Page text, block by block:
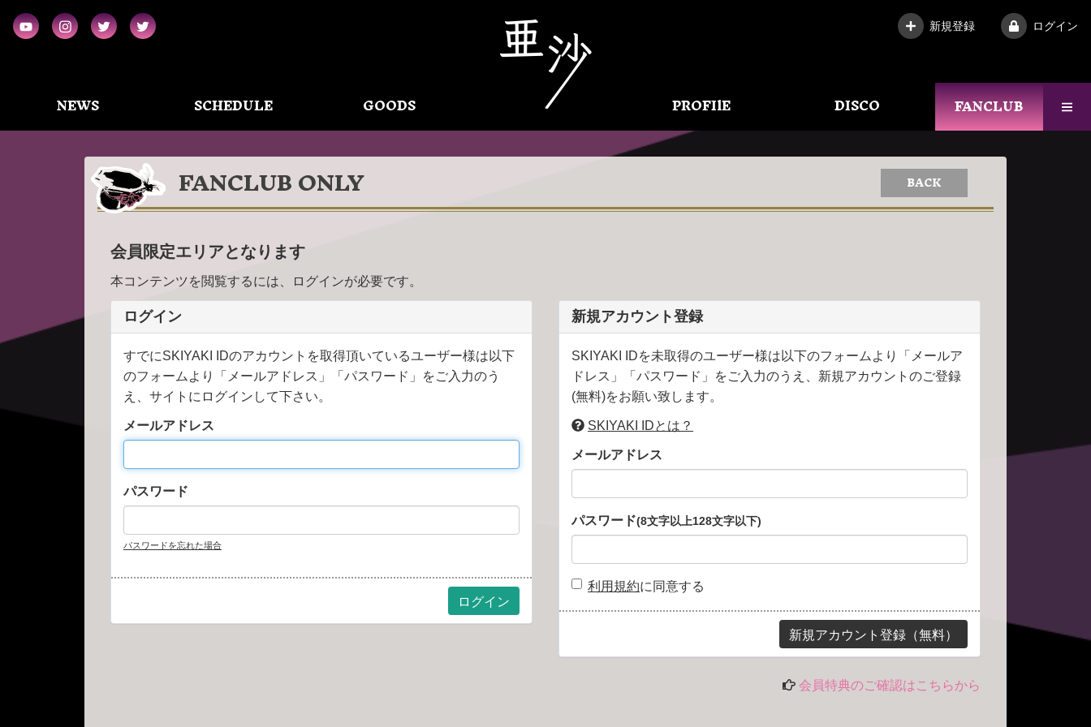
新規登録 ログイン
NEWS SCHEDULE GOODS PROFIlE DISCO FANCLUB
FANCLUB ONLY BACK
会員限定エリアとなります
本コンテンツを閲覧するには、ログインが必要です。
ログイン
すでにSKIYAKI IDのアカウントを取得頂いているユーザー様は以下
のフォームより「メールアドレス」「パスワード」をご入力のう
え、サイトにログインして下さい。
メールアドレス
パスワード
パスワードを忘れた場合
新規アカウント登録
SKIYAKI IDを未取得のユーザー様は以下のフォームより「メールア
ドレス」「パスワード」をご入力のうえ、新規アカウントのご登録
(無料)をお願い致します。
SKIYAKI IDとは？
メールアドレス
パスワード(8文字以上128文字以下)
利用規約に同意する
会員特典のご確認はこちらから